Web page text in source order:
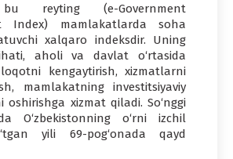
bu reyting (e-Government
Index) mamlakatlarda soha
xalqaro indeksdir. Uning
aholi va davlat o‘rtasida
kengaytirish, xizmatlarni
mamlakatning investitsiyaviy
oshirishga xizmat qiladi. So‘nggi
O‘zbekistonning o‘rni izchil
yili 69-pog‘onada qayd